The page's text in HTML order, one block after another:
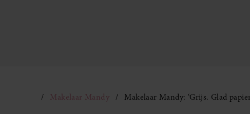
Makelaar Mandy Makelaar Mandy: ‘Grijs. Glad